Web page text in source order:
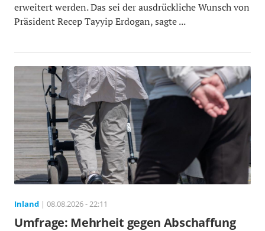
erweitert werden. Das sei der ausdrückliche Wunsch von
Präsident Recep Tayyip Erdogan, sagte ...
Inland | 08.08.2026 - 22:11
Umfrage: Mehrheit gegen Abschaffung